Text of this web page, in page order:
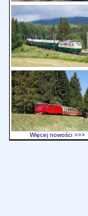
Więcej nowości >>>